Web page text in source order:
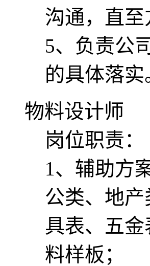
沟通，直
5、负责公
的具体落实
物料设计师
岗位职责：
1、辅助方
公类、地
具表、五
料样板；